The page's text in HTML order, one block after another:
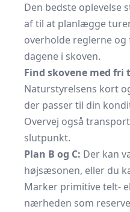
Den bedste oplevelse
af til at planlægge
overholde reglerne
dagene i skoven.
Find skovene med fri
Naturstyrelsens kort
der passer til din
Overvej også
slutpunkt.
Plan B og C: Der kan
højsæsonen, eller du
Marker primitive telt-
nærheden som